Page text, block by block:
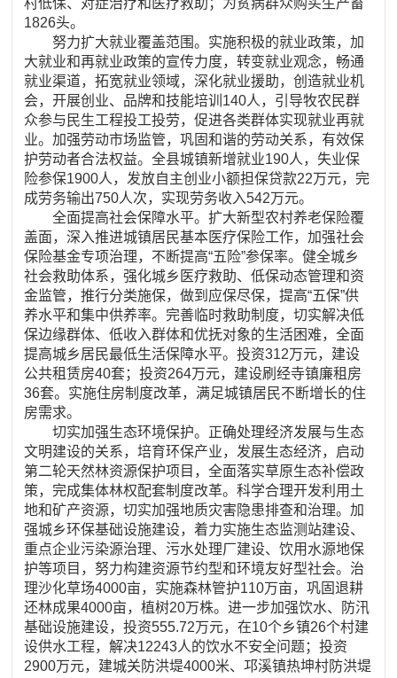
1826头。
努力扩大就业覆盖范围。实施积极的就业政策，加
大就业和再就业政策的宣传力度，转变就业观念，畅通
就业渠道，拓宽就业领域，深化就业援助，创造就业机
会，开展创业、品牌和技能培训140人，引导牧农民群
众参与民生工程投工投劳，促进各类群体实现就业再就
业。加强劳动市场监管，巩固和谐的劳动关系，有效保
护劳动者合法权益。全县城镇新增就业190人，失业保
险参保1900人，发放自主创业小额担保贷款22万元，完
成劳务输出750人次，实现劳务收入542万元。
全面提高社会保障水平。扩大新型农村养老保险覆
盖面，深入推进城镇居民基本医疗保险工作，加强社会
保险基金专项治理，不断提高“五险”参保率。健全城乡
社会救助体系，强化城乡医疗救助、低保动态管理和资
金监管，推行分类施保，做到应保尽保，提高“五保”供
养水平和集中供养率。完善临时救助制度，切实解决低
保边缘群体、低收入群体和优抚对象的生活困难，全面
提高城乡居民最低生活保障水平。投资312万元，建设
公共租赁房40套；投资264万元，建设刷经寺镇廉租房
36套。实施住房制度改革，满足城镇居民不断增长的住
房需求。
切实加强生态环境保护。正确处理经济发展与生态
文明建设的关系，培育环保产业，发展生态经济，启动
第二轮天然林资源保护项目，全面落实草原生态补偿政
策，完成集体林权配套制度改革。科学合理开发利用土
地和矿产资源，切实加强地质灾害隐患排查和治理。加
强城乡环保基础设施建设，着力实施生态监测站建设、
重点企业污染源治理、污水处理厂建设、饮用水源地保
护等项目，努力构建资源节约型和环境友好型社会。治
理沙化草场4000亩，实施森林管护110万亩，巩固退耕
还林成果4000亩，植树20万株。进一步加强饮水、防汛
基础设施建设，投资555.72万元，在10个乡镇26个村建
设供水工程，解决12243人的饮水不安全问题；投资
2900万元，建城关防洪堤4000米、邛溪镇热坤村防洪堤